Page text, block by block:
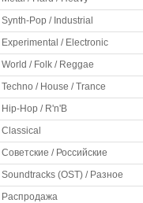
Synth-Pop / Industrial
Experimental / Electronic
World / Folk / Reggae
Techno / House / Trance
Hip-Hop / R'n'B
Classical
Советские / Российские
Soundtracks (OST) / Разное
Распродажа